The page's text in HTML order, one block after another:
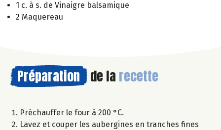
1 c. à s. de Vinaigre balsamique
2 Maquereau
Préparation de la recette
Préchauffer le four à 200 °C.
Lavez et couper les aubergines en tranches fines